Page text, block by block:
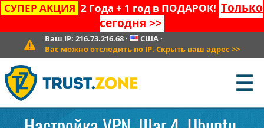
СУПЕР АКЦИЯ 2 Года + 1 год в ПОДАРОК! Только
сегодня >>
Ваш IP: 216.73.216.68· США·
Вас можно отследить по IP. Скрыть ваш адрес >>
☰